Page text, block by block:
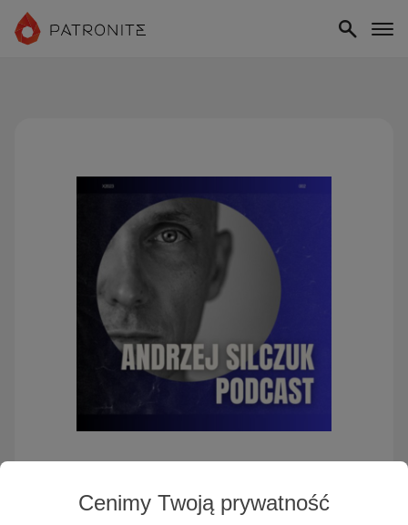
Cenimy Twoją prywatność